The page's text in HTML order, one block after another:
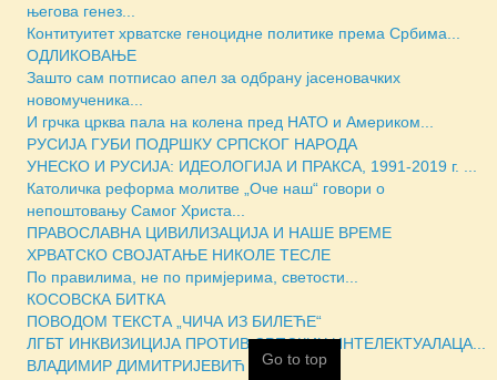
његова генез...
Контитуитет хрватске геноцидне политике према Србима...
ОДЛИКОВАЊЕ
Зашто сам потписао апел за одбрану јасеновачких
новомученика...
И грчка црква пала на колена пред НАТО и Америком...
РУСИЈА ГУБИ ПОДРШКУ СРПСКОГ НАРОДА
УНЕСКО И РУСИЈА: ИДЕОЛОГИЈА И ПРАКСА, 1991-2019 г. ...
Католичка реформа молитве „Оче наш“ говори о
непоштовању Самог Христа...
ПРАВОСЛАВНА ЦИВИЛИЗАЦИЈА И НАШЕ ВРЕМЕ
ХРВАТСКО СВОЈАТАЊЕ НИКОЛЕ ТЕСЛЕ
По правилима, не по примјерима, светости...
КОСОВСКА БИТКА
ПОВОДОМ ТЕКСТА „ЧИЧА ИЗ БИЛЕЋЕ“
ЛГБТ ИНКВИЗИЦИЈА ПРОТИВ СРПСКИХ ИНТЕЛЕКТУАЛАЦА...
ВЛАДИМИР ДИМИТРИЈЕВИЋ НА УДАРУ
Go to top